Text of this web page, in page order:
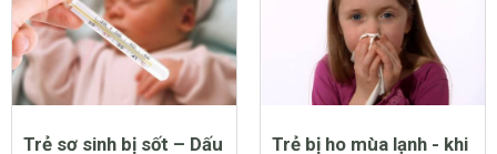
Trẻ sơ sinh bị sốt – Dấu Trẻ bị ho mùa lạnh - khi